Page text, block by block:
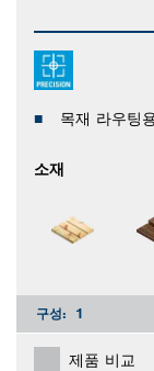
목재 라우팅
소재
구성: 1
제품 비교